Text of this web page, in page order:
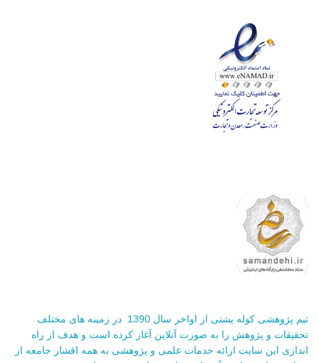
تیم پژوهشی کوله پشتی از اواخر سال 1390 در زمینه های مختلف
تحقیقات و پژوهش را به صورت آنلاین آغاز کرده است و هدف از راه
اندازی این سایت ارائه خدمات علمی و پژوهشی به همه اقشار جامعه از